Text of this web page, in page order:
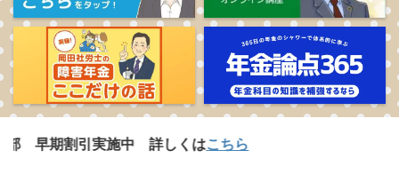
実施中 詳しくはこちら